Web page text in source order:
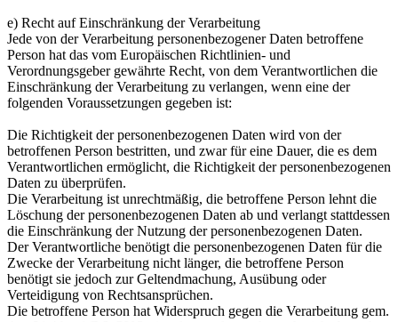
e) Recht auf Einschränkung der Verarbeitung
Jede von der Verarbeitung personenbezogener Daten betroffene
Person hat das vom Europäischen Richtlinien- und
Verordnungsgeber gewährte Recht, von dem Verantwortlichen die
Einschränkung der Verarbeitung zu verlangen, wenn eine der
folgenden Voraussetzungen gegeben ist:
Die Richtigkeit der personenbezogenen Daten wird von der
betroffenen Person bestritten, und zwar für eine Dauer, die es dem
Verantwortlichen ermöglicht, die Richtigkeit der personenbezogenen
Daten zu überprüfen.
Die Verarbeitung ist unrechtmäßig, die betroffene Person lehnt die
Löschung der personenbezogenen Daten ab und verlangt stattdessen
die Einschränkung der Nutzung der personenbezogenen Daten.
Der Verantwortliche benötigt die personenbezogenen Daten für die
Zwecke der Verarbeitung nicht länger, die betroffene Person
benötigt sie jedoch zur Geltendmachung, Ausübung oder
Verteidigung von Rechtsansprüchen.
Die betroffene Person hat Widerspruch gegen die Verarbeitung gem.